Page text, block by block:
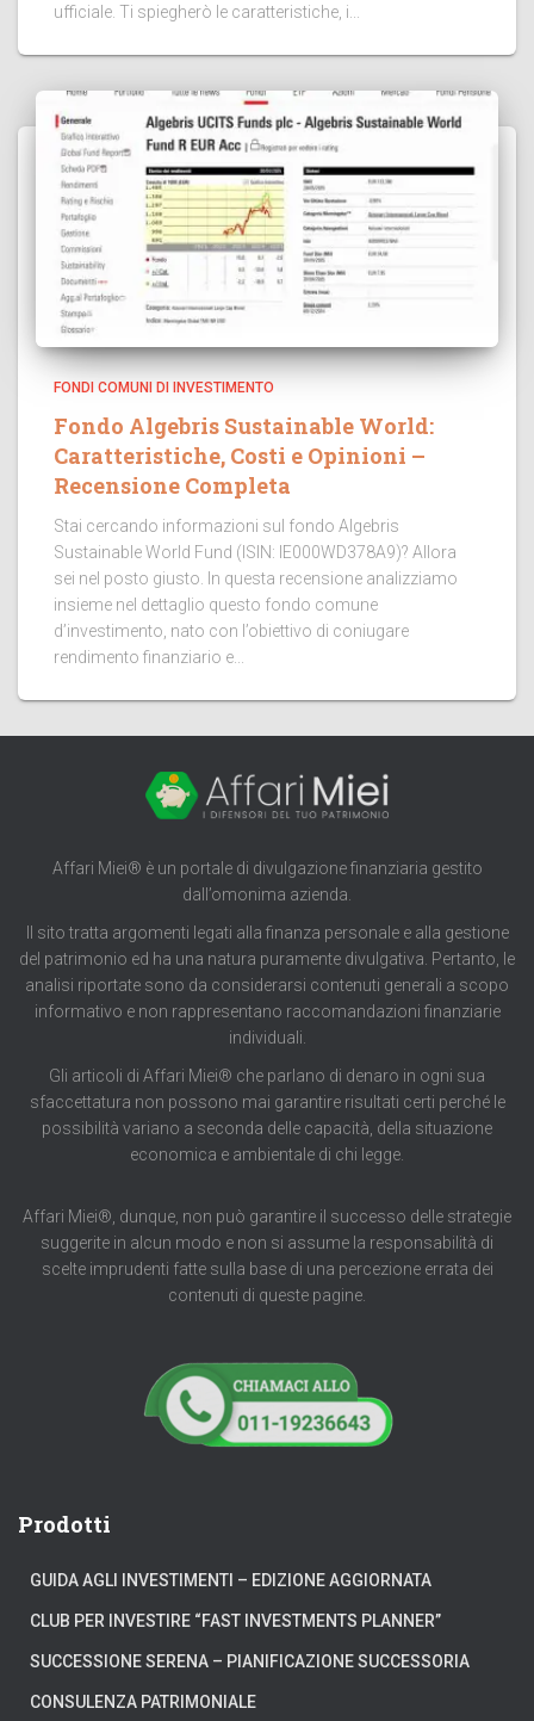
ufficiale. Ti spiegherò le caratteristiche, i...
FONDI COMUNI DI INVESTIMENTO
Fondo Algebris Sustainable World:
Caratteristiche, Costi e Opinioni –
Recensione Completa
Stai cercando informazioni sul fondo Algebris
Sustainable World Fund (ISIN: IE000WD378A9)? Allora
sei nel posto giusto. In questa recensione analizziamo
insieme nel dettaglio questo fondo comune
d’investimento, nato con l’obiettivo di coniugare
rendimento finanziario e...
Affari Miei® è un portale di divulgazione finanziaria gestito
dall’omonima azienda.
Il sito tratta argomenti legati alla finanza personale e alla gestione
del patrimonio ed ha una natura puramente divulgativa. Pertanto, le
analisi riportate sono da considerarsi contenuti generali a scopo
informativo e non rappresentano raccomandazioni finanziarie
individuali.
Gli articoli di Affari Miei® che parlano di denaro in ogni sua
sfaccettatura non possono mai garantire risultati certi perché le
possibilità variano a seconda delle capacità, della situazione
economica e ambientale di chi legge.
Affari Miei®, dunque, non può garantire il successo delle strategie
suggerite in alcun modo e non si assume la responsabilità di
scelte imprudenti fatte sulla base di una percezione errata dei
contenuti di queste pagine.
Prodotti
GUIDA AGLI INVESTIMENTI – EDIZIONE AGGIORNATA
CLUB PER INVESTIRE “FAST INVESTMENTS PLANNER”
SUCCESSIONE SERENA – PIANIFICAZIONE SUCCESSORIA
CONSULENZA PATRIMONIALE